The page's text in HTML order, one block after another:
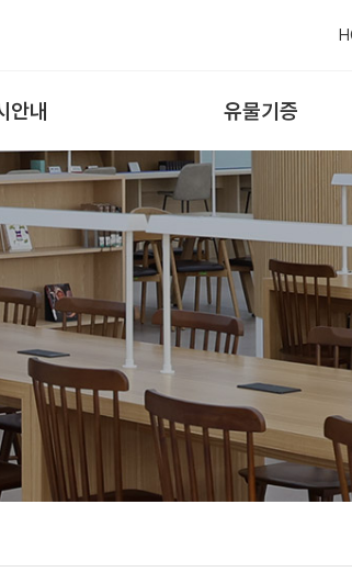
안내 유물기증